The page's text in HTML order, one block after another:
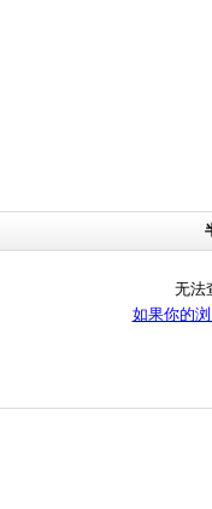
无法
如果你的